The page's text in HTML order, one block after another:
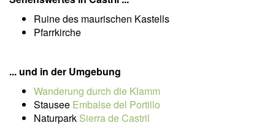
Ruine des maurischen Kastells
Pfarrkirche
... und in der Umgebung
Wanderung durch die Klamm
Stausee Embalse del Portillo
Naturpark Sierra de Castril